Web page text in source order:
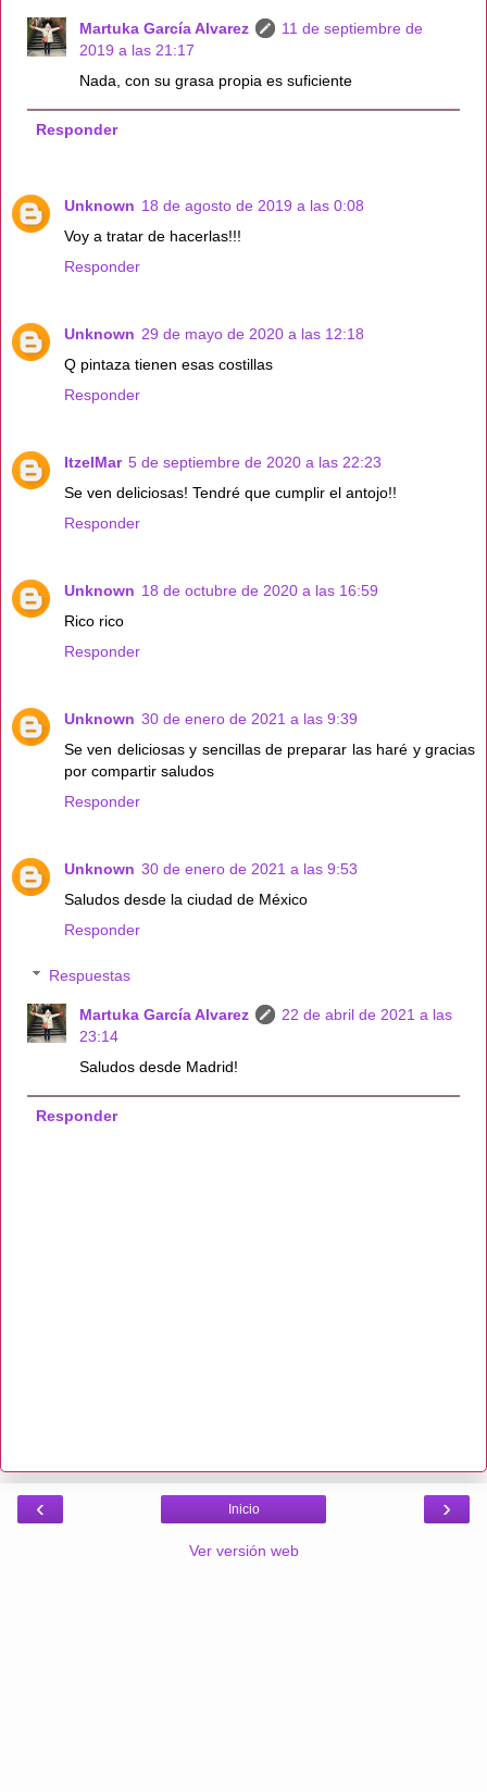
Martuka García Alvarez
11 de septiembre de
2019 a las 21:17
Nada, con su grasa propia es suficiente
Responder
Unknown 18 de agosto de 2019 a las 0:08
Voy a tratar de hacerlas!!!
Responder
Unknown 29 de mayo de 2020 a las 12:18
Q pintaza tienen esas costillas
Responder
ItzelMar 5 de septiembre de 2020 a las 22:23
Se ven deliciosas! Tendré que cumplir el antojo!!
Responder
Unknown 18 de octubre de 2020 a las 16:59
Rico rico
Responder
Unknown 30 de enero de 2021 a las 9:39
Se ven deliciosas y sencillas de preparar las haré y gracias
por compartir saludos
Responder
Unknown 30 de enero de 2021 a las 9:53
Saludos desde la ciudad de México
Responder
Respuestas
Martuka García Alvarez
22 de abril de 2021 a las
23:14
Saludos desde Madrid!
Responder
‹ ›
Inicio
Ver versión web